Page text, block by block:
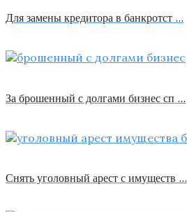
Для замены кредитора в банкротст …
За брошенный с долгами бизнес сп …
Снять уголовный арест с имуществ …